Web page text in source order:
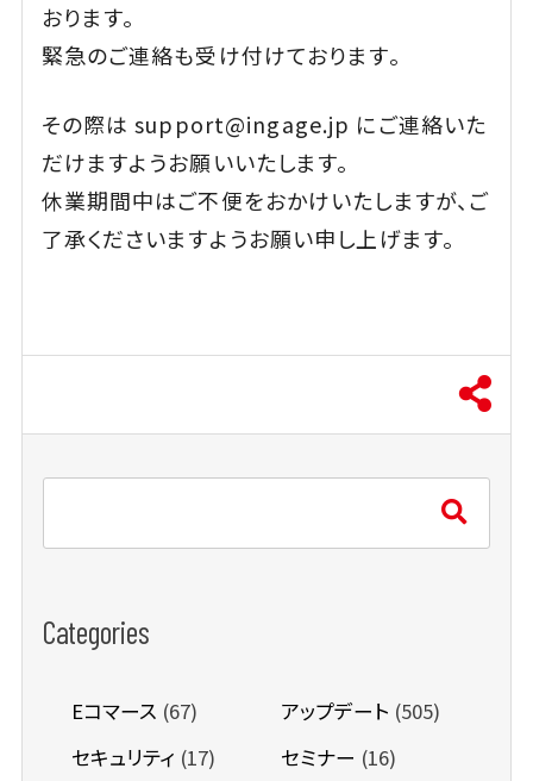
おります。
緊急のご連絡も受け付けております。
その際は support@ingage.jp にご連絡いた
だけますようお願いいたします。
休業期間中はご不便をおかけいたしますが、ご
了承くださいますようお願い申し上げます。
Categories
Eコマース (67) アップデート (505)
セキュリティ (17) セミナー (16)